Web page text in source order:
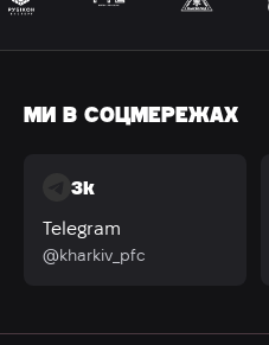
МИ В СОЦМЕРЕЖАХ
3k
Telegram
@kharkiv_pfc